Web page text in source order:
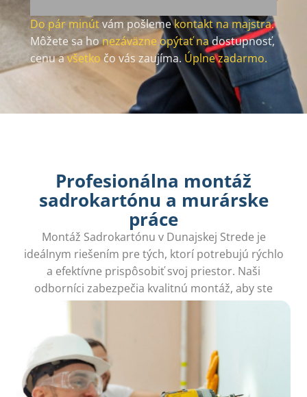
Do pár minútvám pošlemekontakt na majstra.
Môžete sa honezáväzne opýtať nadostupnosť,
cenu avšetko čo vás zaujíma.Úplne zadarmo.
Profesionálna montáž
sadrokartónu a murárske
práce
Montáž Sadrokartónu v Dunajskej Strede je
ideálnym riešením pre tých, ktorí potrebujú rýchlo
a efektívne prispôsobiť svoj priestor. Naši
odborníci zabezpečia kvalitnú montáž, aby ste
mohli užívať nový interiér bez stresu.